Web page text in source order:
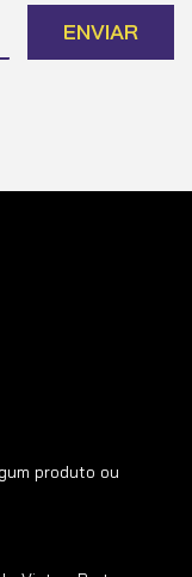
ENVIAR
produto ou